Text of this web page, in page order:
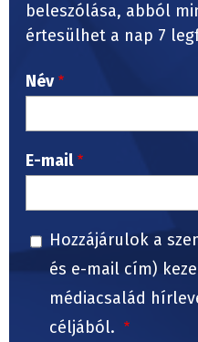
beleszólása, abból
értesülhet a nap 7
Név
E-mail
Hozzájárulok a
és e-mail cím)
médiacsalád
céljából.